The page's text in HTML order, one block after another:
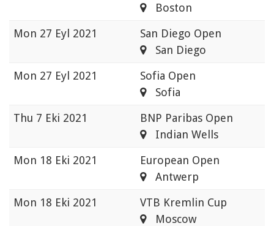
Boston
Mon 27 Eyl 2021
San Diego Open
San Diego
Mon 27 Eyl 2021
Sofia Open
Sofia
Thu 7 Eki 2021
BNP Paribas Open
Indian Wells
Mon 18 Eki 2021
European Open
Antwerp
Mon 18 Eki 2021
VTB Kremlin Cup
Moscow